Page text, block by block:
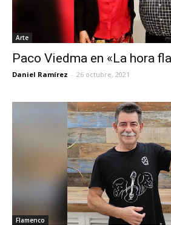
Arte
Paco Viedma en «La hora
Daniel Ramírez - 26 octubre, 2021
Flamenco